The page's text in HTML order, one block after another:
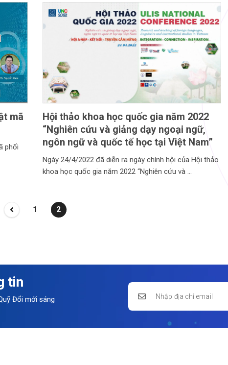
mã
phối
Hội thảo khoa học quốc gia năm 2022
“Nghiên cứu và giảng dạy ngoại ngữ,
ngôn ngữ và quốc tế học tại Việt Nam”
Ngày 24/4/2022 đã diễn ra ngày chính hội của Hội thảo
khoa học quốc gia năm 2022 “Nghiên cứu và
1 2
tin
Đổi mới sáng